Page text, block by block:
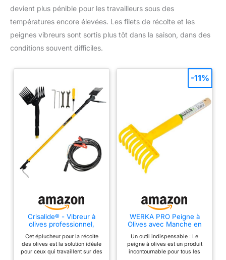
devient plus pénible pour les travailleurs sous des
températures encore élevées. Les filets de récolte et les
peignes vibreurs sont sortis plus tôt dans la saison, dans des
conditions souvent difficiles.
Crisalide® - Vibreur à
olives professionnel,
peignes en
technopolymère - haute
productivité et
Cet éplucheur pour la récolte
des olives est la solution idéale
pour ceux qui travaillent sur des
WERKA PRO Peigne à
Olives avec Manche en
Couleur Jaune - Outil
Manuel pour Récolte
Efficace et Délicat
Un outil indispensable : Le
peigne à olives est un produit
incontournable pour tous les
-11%